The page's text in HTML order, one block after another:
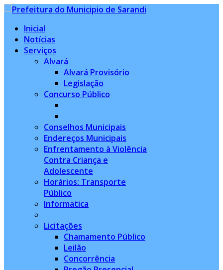
Inicial
Notícias
Serviços
Alvará
Alvará Provisório
Legislação
Concurso Público
Conselhos Municipais
Endereços Municipais
Enfrentamento à Violência
Contra Criança e
Adolescente
Horários: Transporte
Público
Informatica
Licitações
Chamamento Público
Leilão
Concorrência